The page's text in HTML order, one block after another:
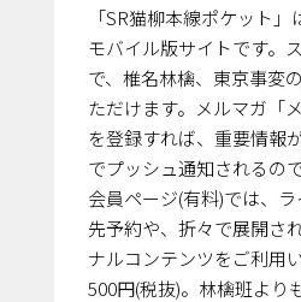
「SR猫柳本線ポケット
モバイル版サイトです。
で、椎名林檎、東京事変
ただけます。メルマガ「
を登録すれば、重要情報
でプッシュ通知されるの
会員ページ(有料)では、
先予約や、折々で展開さ
ナルコンテンツをご利用
500円(税抜)。林檎班より